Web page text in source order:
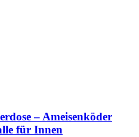
– Ameisenköder
für Innen